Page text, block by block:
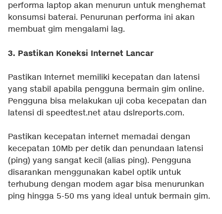
performa laptop akan menurun untuk menghemat
konsumsi baterai. Penurunan performa ini akan
membuat gim mengalami lag.
3. Pastikan Koneksi Internet Lancar
Pastikan Internet memiliki kecepatan dan latensi
yang stabil apabila pengguna bermain gim online.
Pengguna bisa melakukan uji coba kecepatan dan
latensi di speedtest.net atau dslreports.com.
Pastikan kecepatan internet memadai dengan
kecepatan 10Mb per detik dan penundaan latensi
(ping) yang sangat kecil (alias ping). Pengguna
disarankan menggunakan kabel optik untuk
terhubung dengan modem agar bisa menurunkan
ping hingga 5-50 ms yang ideal untuk bermain gim.